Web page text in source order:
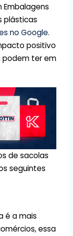
plásticas
no Google.
positivo
podem ter em
de sacolas
seguintes
é a mais
essa